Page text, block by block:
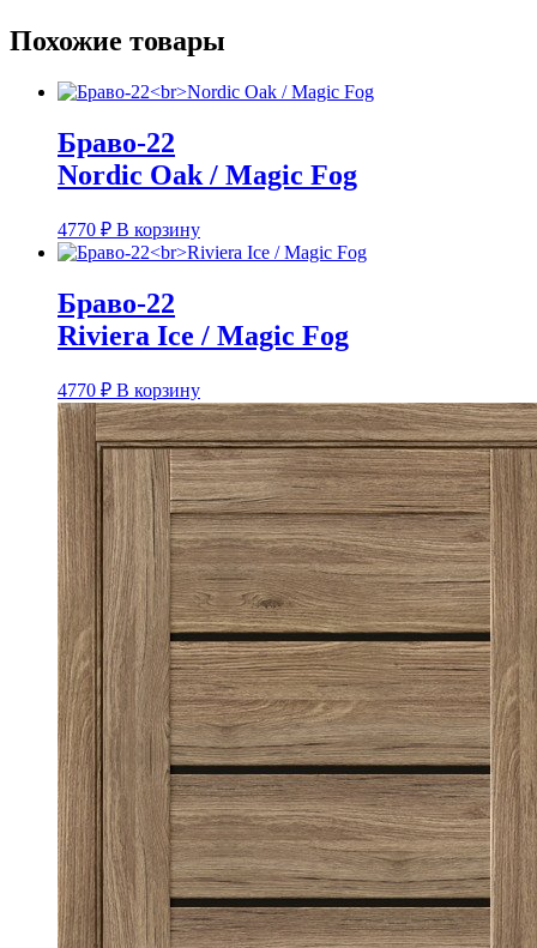
Похожие товары
Браво-22
Nordic Oak / Magic Fog
4770 ₽ В корзину
Браво-22
Riviera Ice / Magic Fog
4770 ₽ В корзину